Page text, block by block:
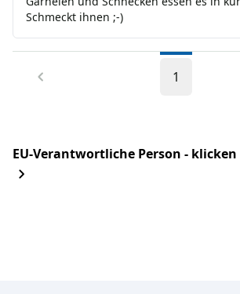
Schmeckt ihnen ;-)
1
EU-Verantwortliche Person -